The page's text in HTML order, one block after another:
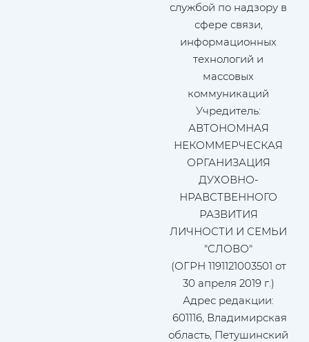
службой по надзору в
сфере связи,
информационных
технологий и
массовых
коммуникаций
Учредитель:
АВТОНОМНАЯ
НЕКОММЕРЧЕСКАЯ
ОРГАНИЗАЦИЯ
ДУХОВНО-
НРАВСТВЕННОГО
РАЗВИТИЯ
ЛИЧНОСТИ И СЕМЬИ
"СЛОВО"
(ОГРН 1191121003501 от
30 апреля 2019 г.)
Адрес редакции:
601116, Владимирская
область, Петушинский